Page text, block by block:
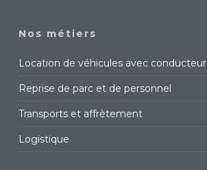
Nos métiers
Location de véhicules avec conducteur
Reprise de parc et de personnel
Transports et affrètement
Logistique